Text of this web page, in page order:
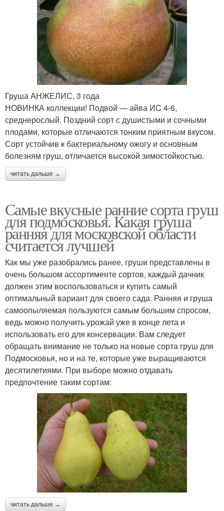
Груша АНЖЕЛИС, 3 года
НОВИНКА коллекции! Подвой — айва ИC 4-6,
среднерослый. Поздний сорт с душистыми и сочными
плодами, которые отличаются тонким приятным вкусом.
Сорт устойчив к бактериальному ожогу и основным
болезням груш, отличается высокой зимостойкостью.
читать дальше →
Самые вкусные ранние сорта груш
для подмосковья. Какая груша
ранняя для московской области
считается лучшей
Как мы уже разобрались ранее, груши представлены в
очень большом ассортименте сортов, каждый дачник
должен этим воспользоваться и купить самый
оптимальный вариант для своего сада. Ранняя и груша
самоопыляемая пользуются самым большим спросом,
ведь можно получить урожай уже в конце лета и
использовать его для консервации. Вам следует
обращать внимание не только на новые сорта груш для
Подмосковья, но и на те, которые уже выращиваются
десятилетиями. При выборе можно отдавать
предпочтение таким сортам:
читать дальше →